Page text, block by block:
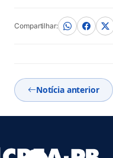
Compartilhar:
Notícia anterior